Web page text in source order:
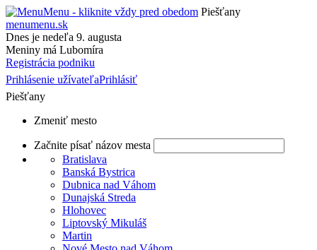
Piešťany
menumenu.sk
Dnes je nedeľa 9. augusta
Meniny má Lubomíra
Registrácia podniku
Prihlásenie užívateľaPrihlásiť
Piešťany
Zmeniť mesto
Začnite písať názov mesta
Bratislava
Banská Bystrica
Dubnica nad Váhom
Dunajská Streda
Hlohovec
Liptovský Mikuláš
Martin